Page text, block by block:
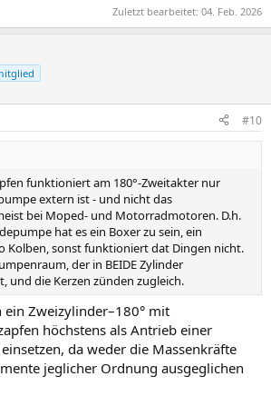
Zuletzt bearbeitet: 04. Feb. 2026
#10
funktioniert am 180°-Zweitakter nur
extern ist - und nicht das
bei Moped- und Motorradmotoren. D.h.
hat es ein Boxer zu sein, ein
Kolben, sonst funktioniert dat Dingen nicht.
der in BEIDE Zylinder
und die Kerzen zünden zugleich.
ein Zweizylinder–180° mit
höchstens als Antrieb einer
da weder die Massenkräfte
jeglicher Ordnung ausgeglichen